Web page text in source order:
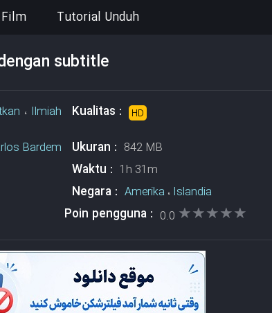
Tutorial Unduh
subtitle
، Ilmiah
Kualitas : HD
Bardem Ukuran : 842 MB
Waktu : 1h 31m
Negara : Amerika ، Islandia
Poin pengguna : 0.0 ★★★★★
★★★★★